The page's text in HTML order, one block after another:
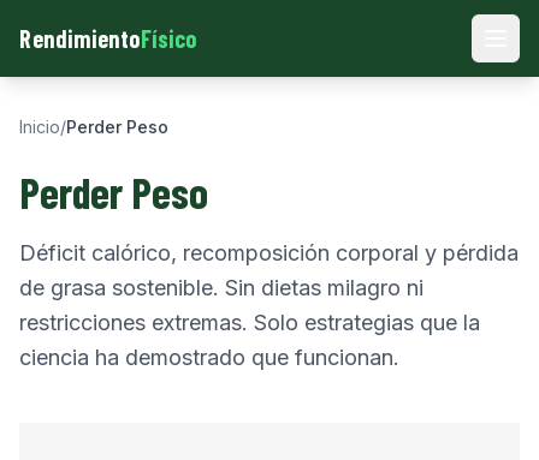
RendimientoFísico
Inicio/Perder Peso
Perder Peso
Déficit calórico, recomposición corporal y pérdida
de grasa sostenible. Sin dietas milagro ni
restricciones extremas. Solo estrategias que la
ciencia ha demostrado que funcionan.